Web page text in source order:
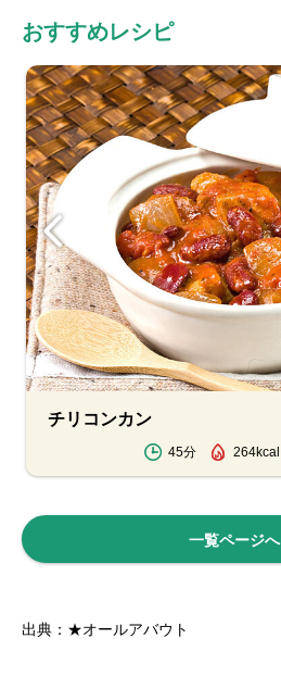
おすすめレシピ
チリコンカン
45分 264kcal
一覧ページへ
出典：★オールアバウト